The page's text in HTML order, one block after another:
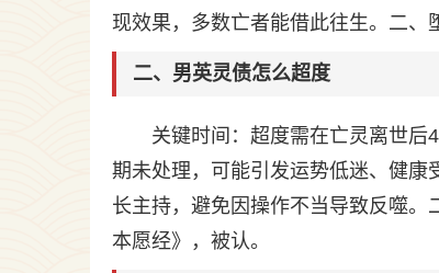
现效果，多数亡者能借此往生。二、
二、男英灵债怎么超度
关键时间：超度需在亡灵离世后
期未处理，可能引发运势低迷、健康
长主持，避免因操作不当导致反噬
本愿经》，被认。